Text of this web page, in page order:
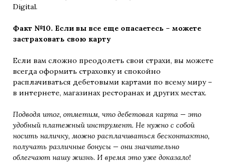
Digital.
Факт №10. Если вы все еще опасаетесь – можете
застраховать свою карту
Если вам сложно преодолеть свои страхи, вы можете
всегда оформить страховку и спокойно
расплачиваться дебетовыми картами по всему миру –
в интернете, магазинах ресторанах и других местах.
Подводя итог, отметим, что дебетовая карта — это
удобный платежный инструмент. Не нужно с собой
носить наличку, можно расплачиваться бесконтактно,
получать различные бонусы — они значительно
облегчают нашу жизнь. И время это уже доказало!